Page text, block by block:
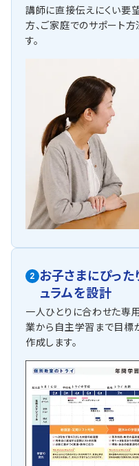
講師に直接伝えにくい要
方、ご家庭でのサポート
す。
2 お子さまにぴった
ュラムを設計
一人ひとりに合わせた専
業から自主学習まで目標
作成します。